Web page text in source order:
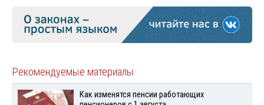
Рекомендуемые материалы
Как изменятся пенсии работающих